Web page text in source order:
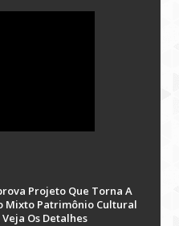
Projeto Que Torna A
Mixto Patrimônio Cultural
Veja Os Detalhes